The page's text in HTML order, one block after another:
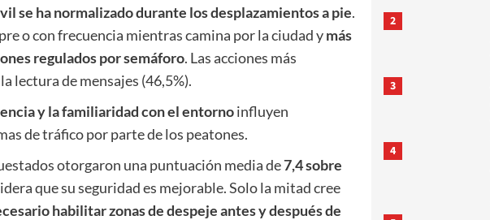
se ha normalizado durante los desplazamientos a pie.
o con frecuencia mientras camina por la ciudad ymás
regulados por semáforo. Las acciones más
lectura de mensajes (46,5%).
y la familiaridad con el entornoinfluyen
de tráfico por parte de los peatones.
otorgaron una puntuación media de7,4 sobre
que su seguridad es mejorable. Solo la mitad cree
habilitar zonas de despeje antes y después de
2
3
4